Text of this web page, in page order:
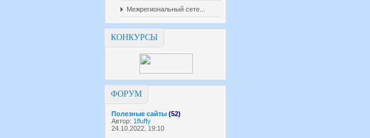
Межрегиональный сете...
КОНКУРСЫ
ФОРУМ
Полезные сайты (52)
Автор: 1fluffy
24.10.2022, 19:10